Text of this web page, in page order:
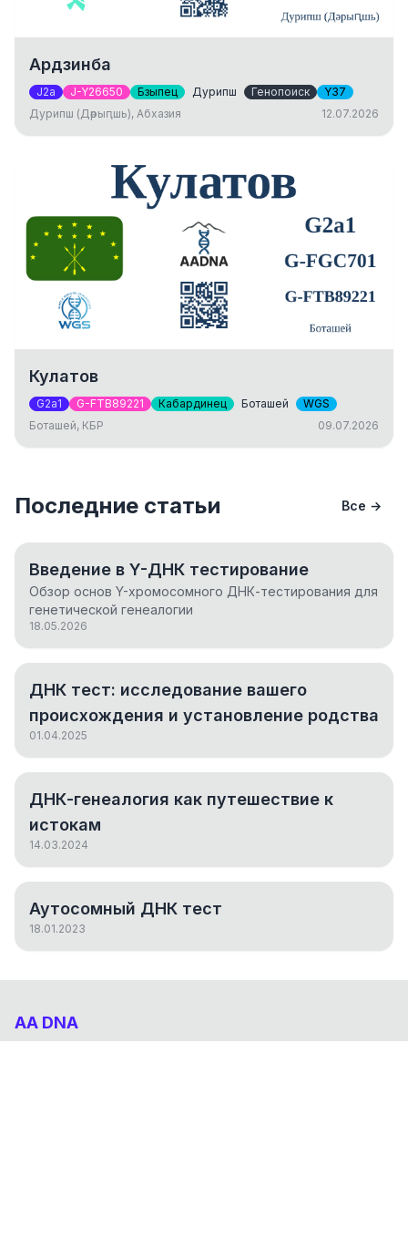
Ардзинба
J2a J-Y26650 Бзыпец Дурипш Генопоиск
Y37
Дурипш (Дәрыԥшь), Абхазия
12.07.2026
Кулатов
G2a1 G-FTB89221 Кабардинец Боташей
WGS
Боташей, КБР
09.07.2026
Последние статьи Все →
Введение в Y-ДНК тестирование
Обзор основ Y-хромосомного ДНК-тестирования для
генетической генеалогии
18.05.2026
ДНК тест: исследование вашего
происхождения и установление родства
01.04.2025
ДНК-генеалогия как путешествие к
истокам
14.03.2024
Аутосомный ДНК тест
18.01.2023
AA DNA